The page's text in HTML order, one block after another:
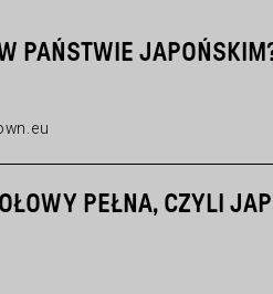
PAŃSTWIE
PEŁNA, CZYLI